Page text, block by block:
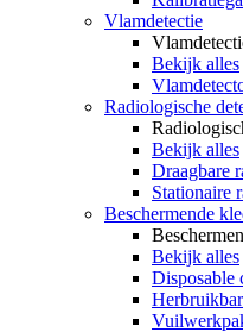
Vlamdetectie
Bekijk alles
Radiologische
Bekijk alles
Draagbare
Stationaire
Beschermende
Bekijk alles
Disposable